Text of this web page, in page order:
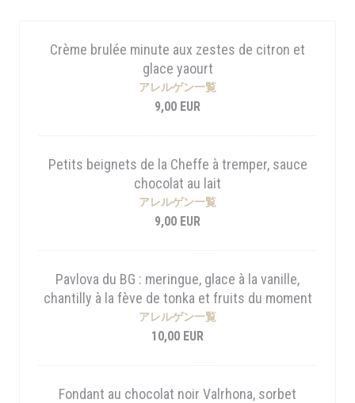
Crème brulée minute aux zestes de citron et
glace yaourt
アレルゲン一覧
9,00 EUR
Petits beignets de la Cheffe à tremper, sauce
chocolat au lait
アレルゲン一覧
9,00 EUR
Pavlova du BG : meringue, glace à la vanille,
chantilly à la fève de tonka et fruits du moment
アレルゲン一覧
10,00 EUR
Fondant au chocolat noir Valrhona, sorbet